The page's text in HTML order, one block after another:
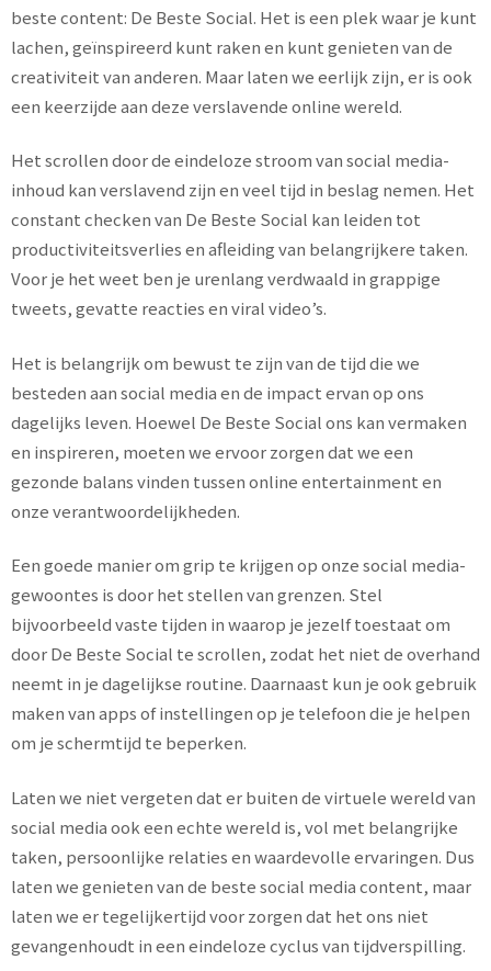
beste content: De Beste Social. Het is een plek waar je kunt
lachen, geïnspireerd kunt raken en kunt genieten van de
creativiteit van anderen. Maar laten we eerlijk zijn, er is ook
een keerzijde aan deze verslavende online wereld.
Het scrollen door de eindeloze stroom van social media-
inhoud kan verslavend zijn en veel tijd in beslag nemen. Het
constant checken van De Beste Social kan leiden tot
productiviteitsverlies en afleiding van belangrijkere taken.
Voor je het weet ben je urenlang verdwaald in grappige
tweets, gevatte reacties en viral video’s.
Het is belangrijk om bewust te zijn van de tijd die we
besteden aan social media en de impact ervan op ons
dagelijks leven. Hoewel De Beste Social ons kan vermaken
en inspireren, moeten we ervoor zorgen dat we een
gezonde balans vinden tussen online entertainment en
onze verantwoordelijkheden.
Een goede manier om grip te krijgen op onze social media-
gewoontes is door het stellen van grenzen. Stel
bijvoorbeeld vaste tijden in waarop je jezelf toestaat om
door De Beste Social te scrollen, zodat het niet de overhand
neemt in je dagelijkse routine. Daarnaast kun je ook gebruik
maken van apps of instellingen op je telefoon die je helpen
om je schermtijd te beperken.
Laten we niet vergeten dat er buiten de virtuele wereld van
social media ook een echte wereld is, vol met belangrijke
taken, persoonlijke relaties en waardevolle ervaringen. Dus
laten we genieten van de beste social media content, maar
laten we er tegelijkertijd voor zorgen dat het ons niet
gevangenhoudt in een eindeloze cyclus van tijdverspilling.